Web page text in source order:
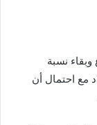
وبقاء نسبة
مع احتمال أن